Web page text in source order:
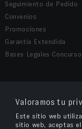
Valoramos tu
Este sitio web
sitio web, aceptas
Seguimiento de Pedido
Convenios
Promociones
Garantía Extendida
Bases Legales